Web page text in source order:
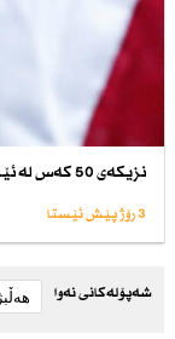
نزیكەی 50 كەس لە ئێران لە سێدارە دراون
3 رۆژ پێش ئێستا
شەپۆلەکانی نەوا